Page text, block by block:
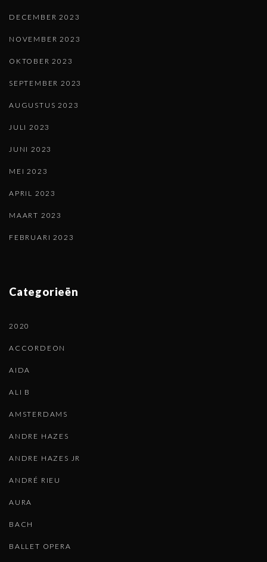
DECEMBER 2023
NOVEMBER 2023
OKTOBER 2023
SEPTEMBER 2023
AUGUSTUS 2023
JULI 2023
JUNI 2023
MEI 2023
APRIL 2023
MAART 2023
FEBRUARI 2023
Categorieën
2020
ACCORDEON
AIDA
ALI B
AMSTERDAMS
ANDRE HAZES
ANDRE HAZES JR
ANDRÉ RIEU
AURA
BACH
BALLET OPERA